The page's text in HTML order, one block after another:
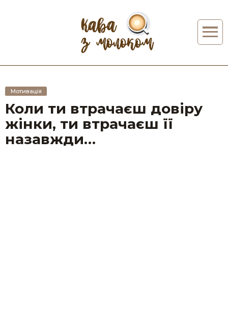
Мотивація
Коли ти втрачаєш довіру
жінки, ти втрачаєш її
назавжди…